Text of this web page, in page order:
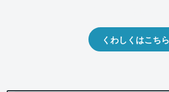
くわしくはこちら